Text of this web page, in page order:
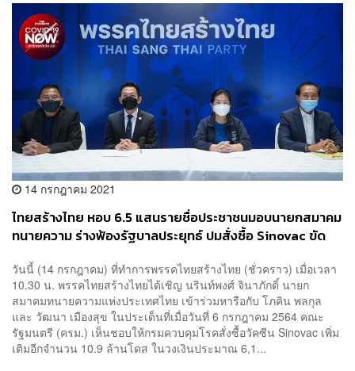
14 กรกฎาคม 2021
ไทยสร้างไทย หอบ 6.5 แสนรายชื่อประชาชนมอบนายกสมาคม
ทนายความ ร่างฟ้องรัฐบาลประยุทธ์ ปมสั่งซื้อ Sinovac ขัด
วันนี้ (14 กรกฎาคม) ที่ทำการพรรคไทยสร้างไทย (ชั่วคราว) เมื่อเวลา
10.30 น. พรรคไทยสร้างไทยได้เชิญ นรินท์พงศ์ จินาภักดิ์ นายก
สมาคมทนายความแห่งประเทศไทย เข้าร่วมหารือกับ โภคิน พลกุล
และ วัฒนา เมืองสุข ในประเด็นที่เมื่อวันที่ 6 กรกฎาคม 2564 คณะ
รัฐมนตรี (ครม.) เห็นชอบให้กรมควบคุมโรคสั่งซื้อวัคซีน Sinovac เพิ่ม
เติมอีกจำนวน 10.9 ล้านโดส ในวงเงินประมาณ 6,1...